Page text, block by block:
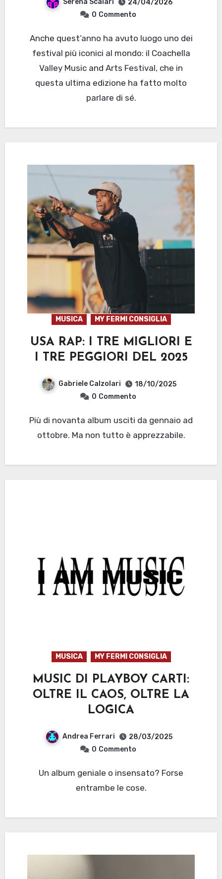
Serena Scalari
24/04/2026
0 Commento
Anche quest’anno ha avuto luogo uno dei
festival più iconici al mondo: il Coachella
Valley Music and Arts Festival, che in
questa ultima edizione ha fatto molto
parlare di sé.
MUSICA MY FERMI CONSIGLIA
USA RAP: I TRE MIGLIORI E
I TRE PEGGIORI DEL 2025
Gabriele Calzolari
18/10/2025
0 Commento
Più di novanta album usciti da gennaio ad
ottobre. Ma non tutto è apprezzabile.
MUSICA MY FERMI CONSIGLIA
MUSIC DI PLAYBOY CARTI:
OLTRE IL CAOS, OLTRE LA
LOGICA
Andrea Ferrari
28/03/2025
0 Commento
Un album geniale o insensato? Forse
entrambe le cose.